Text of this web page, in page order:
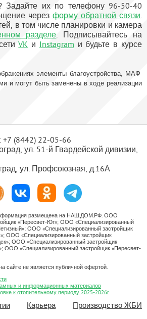
Задайте их по телефону 96-50-40
через форму обратной связи.
в том числе планировки и камера
разделе. Подписывайтесь на
VK и Instagram и будьте в курсе
элементы благоустройства, МАФ
и могут быть заменены в ходе реализации
+7 (8442) 22-05-66
ул. 51-й Гвардейской дивизии,
ул. Профсоюзная, д.16А
размещена на НАШ.ДОМ.РФ. ООО
«Пересвет-Юг»; ООО «Специализированный
ООО «Специализированный застройщик
ООО «Специализированный застройщик
ООО «Специализированный застройщик
ООО «Специализированный застройщик «Пересвет-
сайте не является публичной офертой.
и информационных материалов
к отопительному периоду 2025-2026г
Карьера Производство ЖБИ